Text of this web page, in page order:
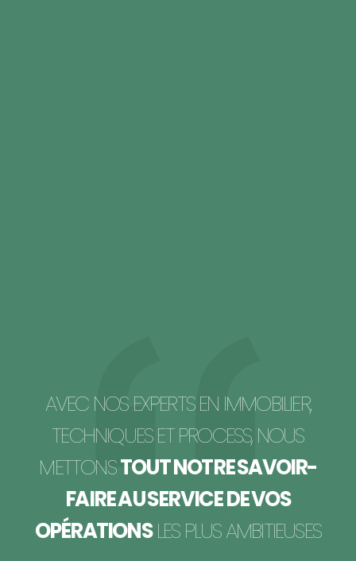
AVEC NOS EXPERTS EN IMMOBILIER,
TECHNIQUES ET PROCESS, NOUS
METTONSTOUT NOTRE SAVOIR-
FAIRE AU SERVICE DE VOS
OPÉRATIONSLES PLUS AMBITIEUSES